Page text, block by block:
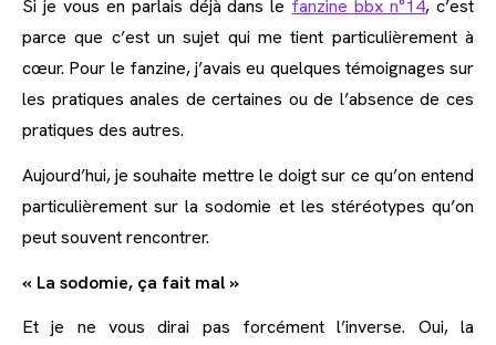
Si je vous en parlais déjà dans le fanzine bbx n°14, c’est
parce que c’est un sujet qui me tient particulièrement à
cœur. Pour le fanzine, j’avais eu quelques témoignages sur
les pratiques anales de certaines ou de l’absence de ces
pratiques des autres.
Aujourd’hui, je souhaite mettre le doigt sur ce qu’on entend
particulièrement sur la sodomie et les stéréotypes qu’on
peut souvent rencontrer.
« La sodomie, ça fait mal »
Et je ne vous dirai pas forcément l’inverse. Oui, la